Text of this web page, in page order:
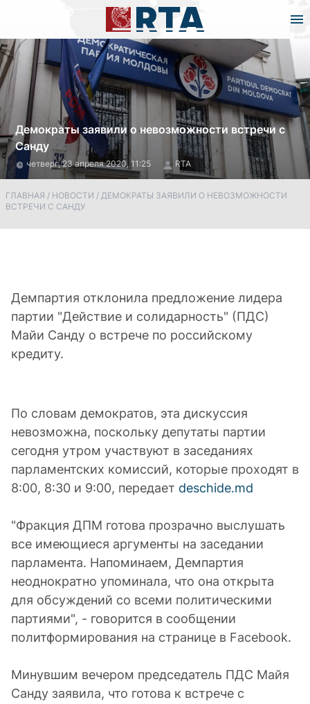
Демократы заявили о невозможности встречи с
Санду
четверг, 23 апреля 2020, 11:25 RTA
ГЛАВНАЯ / НОВОСТИ / ДЕМОКРАТЫ ЗАЯВИЛИ О НЕВОЗМОЖНОСТИ
ВСТРЕЧИ С САНДУ
Демпартия отклонила предложение лидера
партии "Действие и солидарность" (ПДС)
Майи Санду о встрече по российскому
кредиту.
По словам демократов, эта дискуссия
невозможна, поскольку депутаты партии
сегодня утром участвуют в заседаниях
парламентских комиссий, которые проходят в
8:00, 8:30 и 9:00, передает deschide.md
"Фракция ДПМ готова прозрачно выслушать
все имеющиеся аргументы на заседании
парламента. Напоминаем, Демпартия
неоднократно упоминала, что она открыта
для обсуждений со всеми политическими
партиями", - говорится в сообщении
политформирования на странице в Facebook.
Минувшим вечером председатель ПДС Майя
Санду заявила, что готова к встрече с